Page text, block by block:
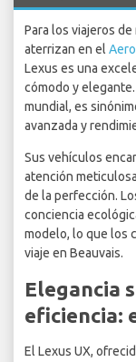
Para los viajeros
aterrizan en el
Lexus es una
cómodo y
mundial, es
avanzada y
Sus vehículos
atención
de la perfección.
conciencia
modelo, lo que los
viaje en Beauvais.
Elegancia
eficiencia:
El Lexus UX,